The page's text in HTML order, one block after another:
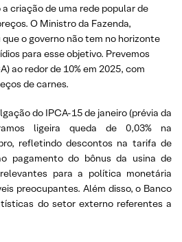
criação de uma rede popular de
O Ministro da Fazenda,
o governo não tem no horizonte
para esse objetivo. Prevemos
ao redor de 10% em 2025, com
de carnes.
do IPCA-15 de janeiro (prévia da
ligeira queda de 0,03% na
refletindo descontos na tarifa de
pagamento do bônus da usina de
para a política monetária
preocupantes. Além disso, o Banco
do setor externo referentes a